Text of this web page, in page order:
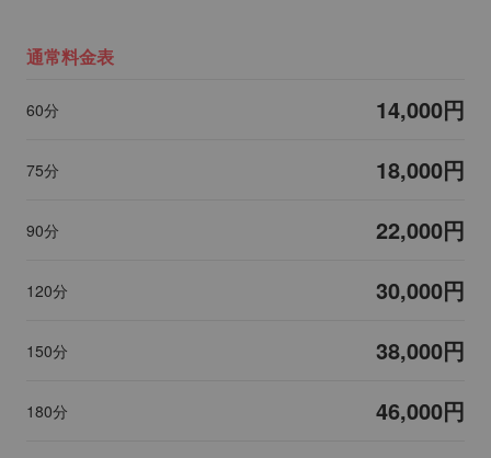
通常料金表
60分 14,000円
75分 18,000円
90分 22,000円
120分 30,000円
150分 38,000円
180分 46,000円